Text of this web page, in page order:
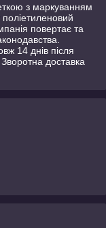
з маркуванням
повертає та
14 днів після
доставка